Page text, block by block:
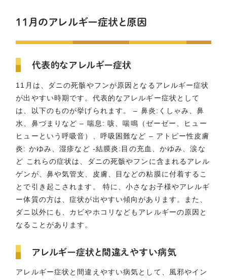
11月のアレルギー症状と原因
代表的なアレルギー症状
11月は、ダニの死骸やフンが原因となるアレルギー症状
が出やすい時期です。代表的なアレルギー症状として
は、以下のものが挙げられます。 – 鼻炎:くしゃみ、鼻
水、鼻づまりなど – 喘息: 咳、喘鳴（ゼーゼー、ヒュー
ヒューという呼吸音）、呼吸困難など – アトピー性皮膚
炎: かゆみ、湿疹など -結膜炎:目の充血、かゆみ、涙な
ど これらの症状は、ダニの死骸やフンに含まれるアレル
ゲンが、鼻や気管支、皮膚、目などの粘膜に付着するこ
とで引き起こされます。 特に、小さなお子様やアレルギ
ー体質の方は、症状が出やすい傾向があります。また、
ダニ以外にも、カビやホコリなどもアレルギーの原因と
なることがあります。
アレルギー症状と間違えやすい病気
アレルギー症状と間違えやすい病気として、風邪やイン